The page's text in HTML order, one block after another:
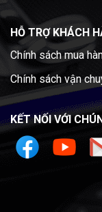
HỖ TRỢ KHÁCH
Chính sách mua
Chính sách vận
KẾT NỐI VỚI